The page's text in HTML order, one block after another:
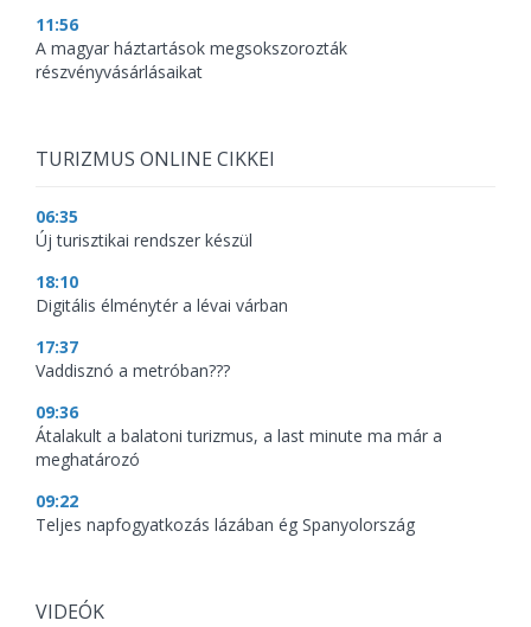
11:56
A magyar háztartások megsokszorozták
részvényvásárlásaikat
TURIZMUS ONLINE CIKKEI
06:35
Új turisztikai rendszer készül
18:10
Digitális élménytér a lévai várban
17:37
Vaddisznó a metróban???
09:36
Átalakult a balatoni turizmus, a last minute ma már a
meghatározó
09:22
Teljes napfogyatkozás lázában ég Spanyolország
VIDEÓK